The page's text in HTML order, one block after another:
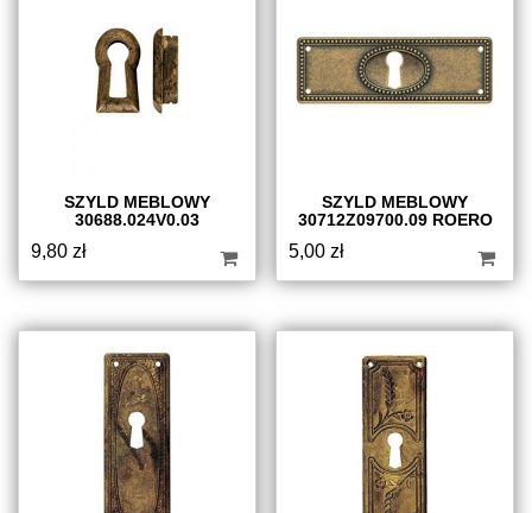
SZYLD MEBLOWY
30688.024V0.03
9,80 zł
SZYLD MEBLOWY
30712Z09700.09 ROERO
5,00zł